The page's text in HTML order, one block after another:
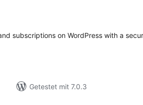
subscriptions on WordPress with a
Getestet mit 7.0.3